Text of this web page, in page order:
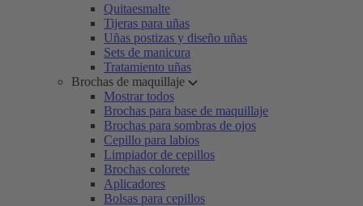
Quitaesmalte
Tijeras para uñas
Uñas postizas y diseño uñas
Sets de manicura
Tratamiento uñas
Brochas de maquillaje
Mostrar todos
Brochas para base de maquillaje
Brochas para sombras de ojos
Cepillo para labios
Limpiador de cepillos
Brochas colorete
Aplicadores
Bolsas para cepillos